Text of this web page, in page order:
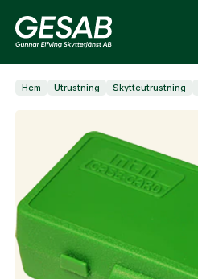
Ammunition
Utrustning
Jaktkläder & skor
Hem Utrustning Skytteutrustning